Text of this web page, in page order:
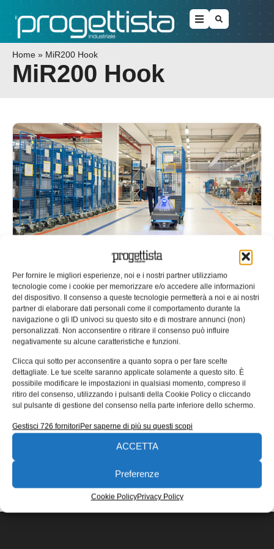
Per fornire le migliori esperienze, noi e i nostri partner utilizziamo
tecnologie come i cookie per memorizzare e/o accedere alle informazioni
del dispositivo. Il consenso a queste tecnologie permetterà a noi e ai nostri
partner di elaborare dati personali come il comportamento durante la
navigazione o gli ID univoci su questo sito e di mostrare annunci (non)
personalizzati. Non acconsentire o ritirare il consenso può influire
negativamente su alcune caratteristiche e funzioni.
Clicca qui sotto per acconsentire a quanto sopra o per fare scelte
dettagliate. Le tue scelte saranno applicate solamente a questo sito. È
possibile modificare le impostazioni in qualsiasi momento, compreso il
ritiro del consenso, utilizzando i pulsanti della Cookie Policy o cliccando
sul pulsante di gestione del consenso nella parte inferiore dello schermo.
Gestisci 726 fornitoriPer saperne di più su questi scopi
ACCETTA
Preferenze
Cookie PolicyPrivacy Policy
Home » MiR200 Hook
MiR200 Hook
Intralogistica efficiente per Inpeco
grazie a un MiR200 Hook
L’azienda, che si occupa della produzione di sistemi di
automazione per laboratori clinici, ha deciso di introdurre
un MiR200 Hook
Aldo Zasso 12/03/2021
EDICOLA WEB